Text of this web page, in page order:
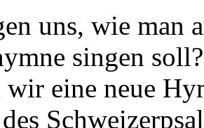
uns, wie man
singen
wir eine neue